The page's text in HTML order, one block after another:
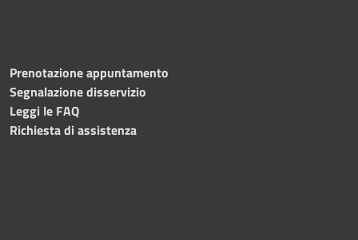
Prenotazione appuntamento
Segnalazione disservizio
Leggi le FAQ
Richiesta di assistenza